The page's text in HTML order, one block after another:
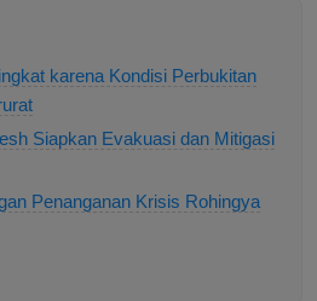
karena Kondisi Perbukitan
Siapkan Evakuasi dan Mitigasi
Penanganan Krisis Rohingya